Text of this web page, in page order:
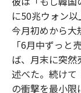
に50兆ウォン
今月初めから大
「6月中ずっと
ば、月末に突然
述べた。続けて
の衝撃を最小